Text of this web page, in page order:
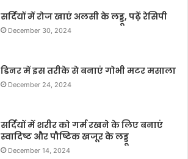
सर्दियों में रोज खाएं अलसी के लड्डू, पढ़ें रेसिपी
December 30, 2024
डिनर में इस तरीके से बनाएं गोभी मटर मसाला
December 24, 2024
सर्दियों में शरीर को गर्म रखने के लिए बनाएं
स्वादिष्ट और पौष्टिक खजूर के लड्डू
December 14, 2024